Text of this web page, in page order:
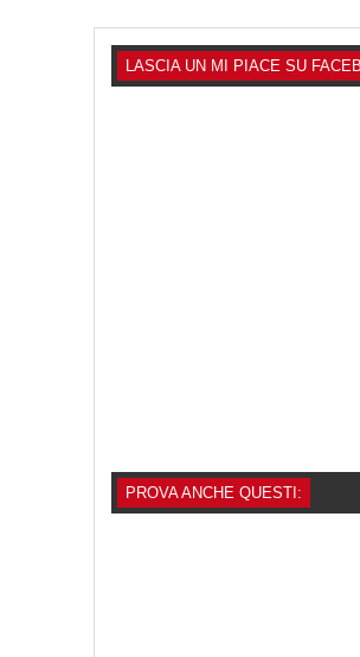
LASCIA UN MI PIACE SU
PROVA ANCHE QUESTI: